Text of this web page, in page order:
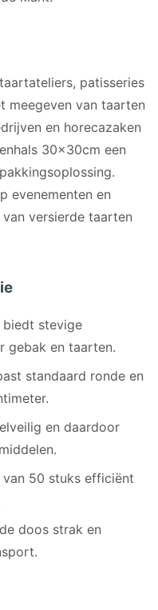
patisseries
meegeven van taarten
en horecazaken
30x30cm een
evenementen en
versierde taarten
stevige
gebak en taarten.
standaard ronde en
en daardoor
50 stuks efficiënt
doos strak en